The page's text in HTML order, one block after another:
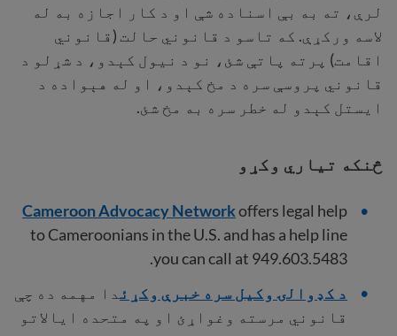
لرې، ته به بې اسناده شې او د کار اجازه به له
لاسه ورکړې. که تاسو د قانوني حالت (قانوني
اقامت) پرته پاتې شئ، نو د نیول کېدو، د شړلو د
قانوني پروسې سره د مخ کېدو، او له هېواده د
ایستل کېدو له خطر سره به مخ شئ.
څنکه تیاري وکړو
Cameroon Advocacy Networkoffers legal help
to Cameroonians in the U.S. and has a help line
you can call at 949.603.5483.
د کډوالۍ وکیل سره خبرې وکړئدا مهمه ده چې
قانوني مرسته وغواړئ او په متحده ایالاتو